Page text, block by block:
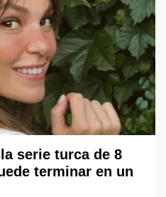
serie turca de 8
terminar en un